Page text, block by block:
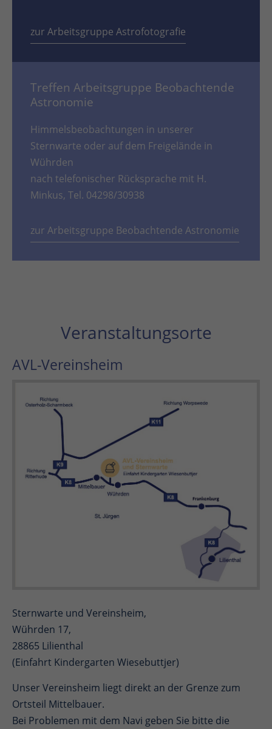
zur Arbeitsgruppe Astrofotografie
Treffen Arbeitsgruppe Beobachtende
Astronomie
Himmelsbeobachtungen in unserer
Sternwarte oder auf dem Freigelände in
Wührden
nach telefonischer Rücksprache mit H.
Minkus, Tel. 04298/30938
zur Arbeitsgruppe Beobachtende Astronomie
Veranstaltungsorte
AVL-Vereinsheim
Sternwarte und Vereinsheim,
Wührden 17,
28865 Lilienthal
(Einfahrt Kindergarten Wiesebuttjer)
Unser Vereinsheim liegt direkt an der Grenze zum
Ortsteil Mittelbauer.
Bei Problemen mit dem Navi geben Sie bitte die